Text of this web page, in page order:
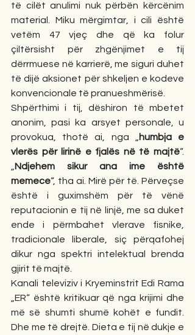
të cilët anulimi nuk përbën kërcënim
material. Miku mërgimtar, i cili është
vetëm 47 vjeç dhe që ka folur
çiltërsisht për zhgënjimet e tij
dërrmuese në karrierë, me siguri duhet
të dijë aksionet për shkeljen e kodeve
konvencionale të pranueshmërisë.
Shpërthimi i tij, dëshiron të mbetet
anonim, pasi ka arsyet personale, u
provokua, thotë ai, nga „
humbja e
vlerës për lirinë e fjalës në të majtë“.
Ndjehem sikur ana ime është
memece“, tha ai. Mirë për të. Përveçse
është i guximshëm për të vënë
reputacionin e tij në linjë, me sa duket
ende i përmbahet vlerave fisnike,
tradicionale liberale, siç përqafohej
dikur nga spektri intelektual brenda
gjirit të majtë.
Kanali televiziv i Kryeminstrit Edi Rama
„ER“ është kritikuar që nga krijimi dhe
më së shumti shumë kohët e fundit.
Dhe me të drejtë. Dieta e tij në dukje e